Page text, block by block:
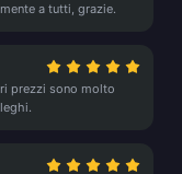
a tutti, grazie.
prezzi sono molto